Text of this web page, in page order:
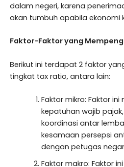
dalam negeri, karena
akan tumbuh apabila ekonomi
Faktor-Faktor yang
Berikut ini terdapat 2 faktor
tingkat tax ratio, antara lain:
Faktor mikro: Faktor
kepatuhan wajib
koordinasi antar
kesamaan persepsi
dengan petugas
Faktor makro: Faktor